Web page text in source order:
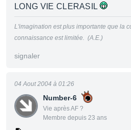
LONG VIE CLERASIL
L'imagination est plus importante que la
connaissance est limitée. (A.E.)
signaler
Number-6
Vie après AF ?
Membre depuis 23 ans
04 Aout 2004 à 01:26